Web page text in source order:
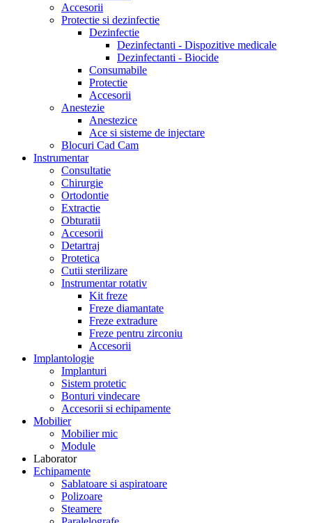
Accesorii
Protectie si dezinfectie
Dezinfectie
Dezinfectanti - Dispozitive medicale
Dezinfectanti - Biocide
Consumabile
Protectie
Accesorii
Anestezie
Anestezice
Ace si sisteme de injectare
Blocuri Cad Cam
Instrumentar
Consultatie
Chirurgie
Ortodontie
Extractie
Obturatii
Accesorii
Detartraj
Protetica
Cutii sterilizare
Instrumentar rotativ
Kit freze
Freze diamantate
Freze extradure
Freze pentru zirconiu
Accesorii
Implantologie
Implanturi
Sistem protetic
Bonturi vindecare
Accesorii si echipamente
Mobilier
Mobilier mic
Module
Laborator
Echipamente
Sablatoare si aspiratoare
Polizoare
Steamere